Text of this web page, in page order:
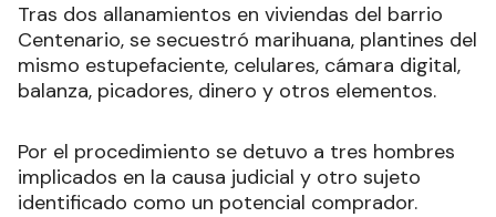
Tras dos allanamientos en viviendas del barrio
Centenario, se secuestró marihuana, plantines del
mismo estupefaciente, celulares, cámara digital,
balanza, picadores, dinero y otros elementos.
Por el procedimiento se detuvo a tres hombres
implicados en la causa judicial y otro sujeto
identificado como un potencial comprador.